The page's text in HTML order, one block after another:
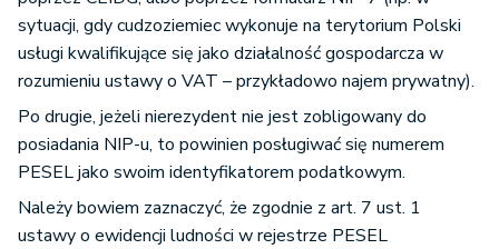
sytuacji, gdy cudzoziemiec wykonuje na terytorium Polski
usługi kwalifikujące się jako działalność gospodarcza w
rozumieniu ustawy o VAT – przykładowo najem prywatny).
Po drugie, jeżeli nierezydent nie jest zobligowany do
posiadania NIP-u, to powinien posługiwać się numerem
PESEL jako swoim identyfikatorem podatkowym.
Należy bowiem zaznaczyć, że zgodnie z art. 7 ust. 1
ustawy o ewidencji ludności w rejestrze PESEL